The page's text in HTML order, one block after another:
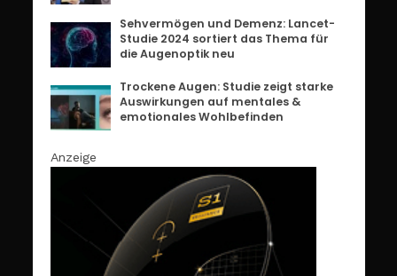
Sehvermögen und Demenz: Lancet-
Studie 2024 sortiert das Thema für
die Augenoptik neu
Trockene Augen: Studie zeigt starke
Auswirkungen auf mentales &
emotionales Wohlbefinden
Anzeige